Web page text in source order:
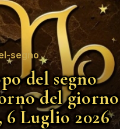
segno
del segno
del giorno
6 Luglio 2026